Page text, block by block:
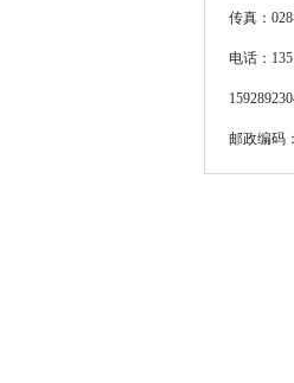
传真：
电话：
邮政编码